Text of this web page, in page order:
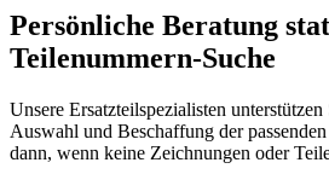
Persönliche Beratung
Teilenummern-Suche
Unsere Ersatzteilspezialisten
Auswahl und Beschaffung der
dann, wenn keine Zeichnungen oder